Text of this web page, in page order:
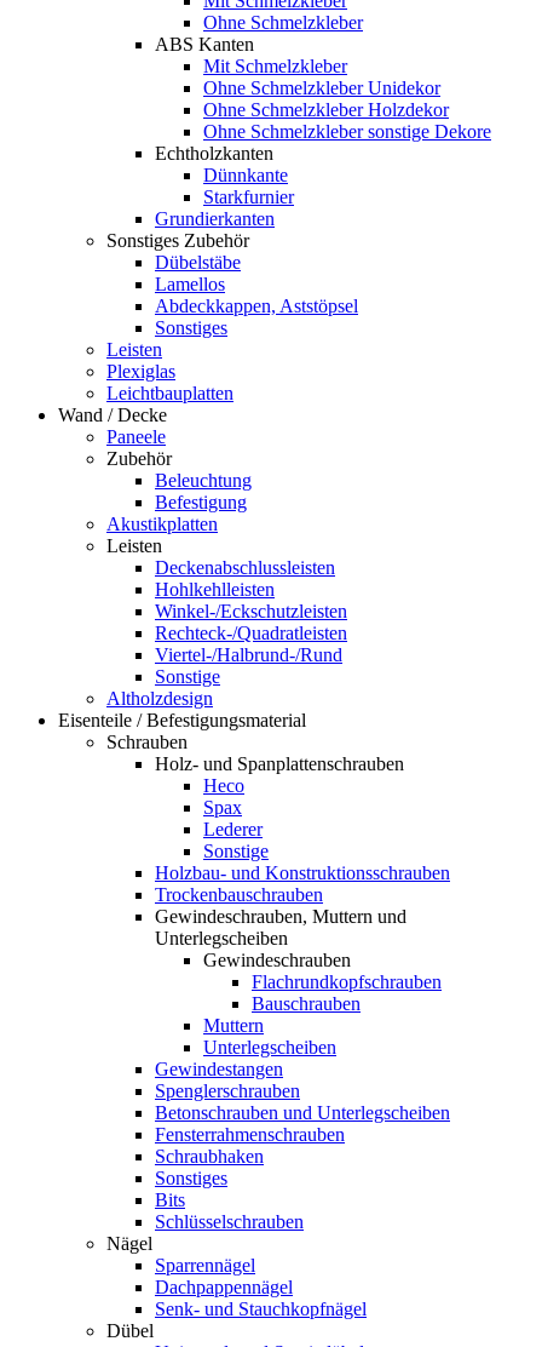
Ohne Schmelzkleber
ABS Kanten
Mit Schmelzkleber
Ohne Schmelzkleber Unidekor
Ohne Schmelzkleber Holzdekor
Ohne Schmelzkleber sonstige Dekore
Echtholzkanten
Dünnkante
Starkfurnier
Grundierkanten
Sonstiges Zubehör
Dübelstäbe
Lamellos
Abdeckkappen, Aststöpsel
Sonstiges
Leisten
Plexiglas
Leichtbauplatten
Wand / Decke
Paneele
Zubehör
Beleuchtung
Befestigung
Akustikplatten
Leisten
Deckenabschlussleisten
Hohlkehlleisten
Winkel-/Eckschutzleisten
Rechteck-/Quadratleisten
Viertel-/Halbrund-/Rund
Sonstige
Altholzdesign
Eisenteile / Befestigungsmaterial
Schrauben
Holz- und Spanplattenschrauben
Heco
Spax
Lederer
Sonstige
Holzbau- und Konstruktionsschrauben
Trockenbauschrauben
Gewindeschrauben, Muttern und
Unterlegscheiben
Gewindeschrauben
Flachrundkopfschrauben
Bauschrauben
Muttern
Unterlegscheiben
Gewindestangen
Spenglerschrauben
Betonschrauben und Unterlegscheiben
Fensterrahmenschrauben
Schraubhaken
Sonstiges
Bits
Schlüsselschrauben
Nägel
Sparrennägel
Dachpappennägel
Senk- und Stauchkopfnägel
Dübel